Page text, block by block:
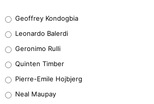
38%
32%
5%
Geoffrey Kondogbia
Leonardo Balerdi
Geronimo Rulli
Quinten Timber
Pierre-Emile Hojbjerg
Neal Maupay